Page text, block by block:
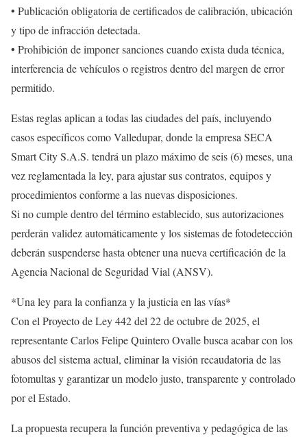
• Publicación obligatoria de certificados de calibración, ubicación
y tipo de infracción detectada.
• Prohibición de imponer sanciones cuando exista duda técnica,
interferencia de vehículos o registros dentro del margen de error
permitido.
Estas reglas aplican a todas las ciudades del país, incluyendo
casos específicos como Valledupar, donde la empresa SECA
Smart City S.A.S. tendrá un plazo máximo de seis (6) meses, una
vez reglamentada la ley, para ajustar sus contratos, equipos y
procedimientos conforme a las nuevas disposiciones.
Si no cumple dentro del término establecido, sus autorizaciones
perderán validez automáticamente y los sistemas de fotodetección
deberán suspenderse hasta obtener una nueva certificación de la
Agencia Nacional de Seguridad Vial (ANSV).
*Una ley para la confianza y la justicia en las vías*
Con el Proyecto de Ley 442 del 22 de octubre de 2025, el
representante Carlos Felipe Quintero Ovalle busca acabar con los
abusos del sistema actual, eliminar la visión recaudatoria de las
fotomultas y garantizar un modelo justo, transparente y controlado
por el Estado.
La propuesta recupera la función preventiva y pedagógica de las